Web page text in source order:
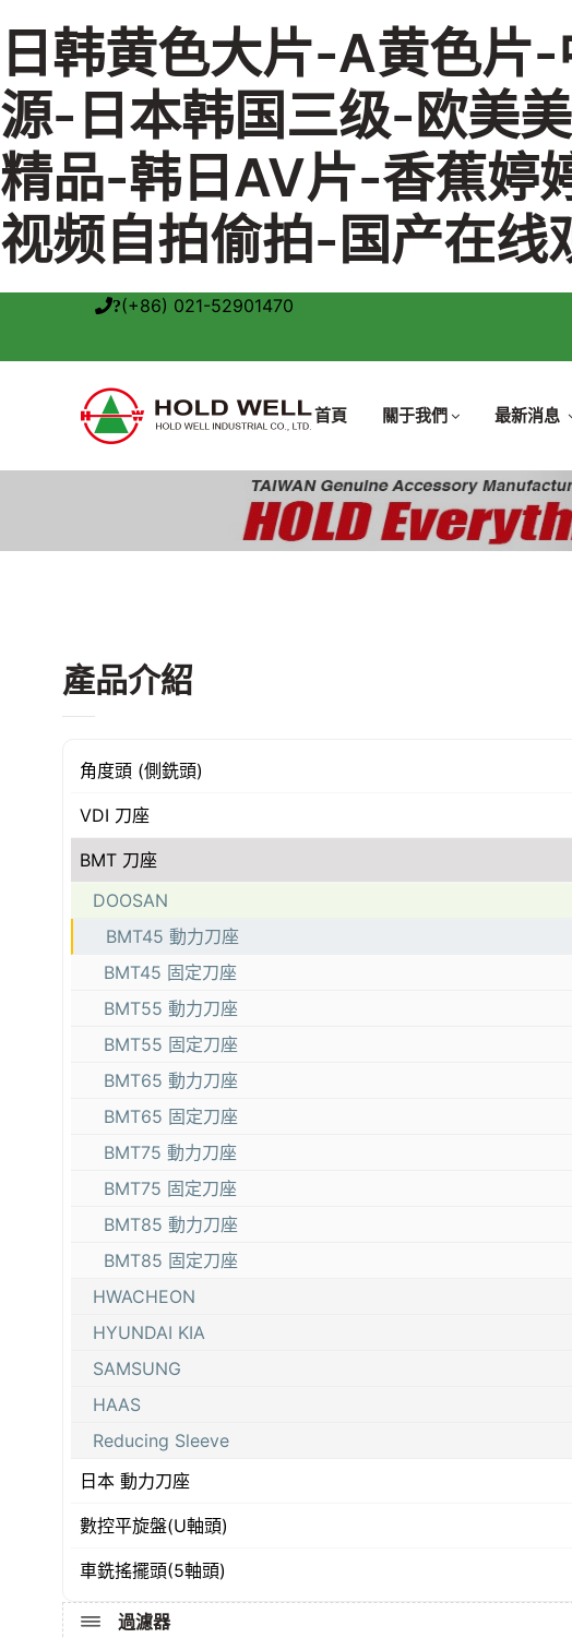
日韩黄色大片-A黄色片
源-日本韩国三级-欧美
精品-韩日AV片-香蕉婷
视频自拍偷拍-国产在线
?(+86) 021-52901470
首頁 關于我們 最新消息
產品介紹
角度頭 (側銑頭)
VDI 刀座
BMT 刀座
DOOSAN
BMT45 動力刀座
BMT45 固定刀座
BMT55 動力刀座
BMT55 固定刀座
BMT65 動力刀座
BMT65 固定刀座
BMT75 動力刀座
BMT75 固定刀座
BMT85 動力刀座
BMT85 固定刀座
HWACHEON
HYUNDAI KIA
SAMSUNG
HAAS
Reducing Sleeve
日本 動力刀座
數控平旋盤(U軸頭)
車銑搖擺頭(5軸頭)
過濾器